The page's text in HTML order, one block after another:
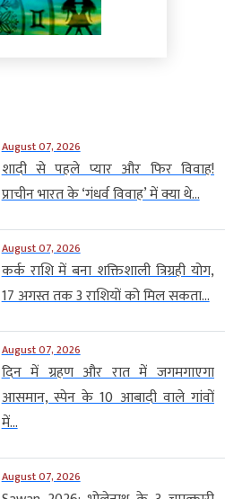
August 07, 2026
शादी से पहले प्यार और फिर विवाह!
प्राचीन भारत के ‘गंधर्व विवाह’ में क्या थे...
August 07, 2026
कर्क राशि में बना शक्तिशाली त्रिग्रही योग,
17 अगस्त तक 3 राशियों को मिल सकता...
August 07, 2026
दिन में ग्रहण और रात में जगमगाएगा
आसमान, स्पेन के 10 आबादी वाले गांवों
में...
August 07, 2026